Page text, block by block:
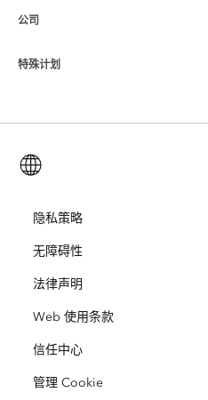
Esri Store
ArcGIS 博客
Esri 年轻专家关系网
活动
什么是 GIS？
位置智能
培训
ArcUser
ArcNews
Esri Press
公司
关于 Esri
招贤纳士
开放视野
业务行为准则
特殊计划
ArcGIS for Student Use
保护
教育
隐私策略
无障碍性
法律声明
Web 使用条款
信任中心
管理 Cookie